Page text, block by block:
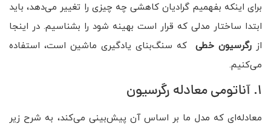
برای اینکه بفهمیم گرادیان کاهشی چه چیزی را تغییر می‌دهد، باید
ابتدا ساختار مدلی که قرار است بهینه شود را بشناسیم. در اینجا
از رگرسیون خطی
که سنگ‌بنای یادگیری ماشین است، استفاده
می‌کنیم.
۱. آناتومی معادله رگرسیون
معادله‌ای که مدل ما بر اساس آن پیش‌بینی می‌کند، به شرح زیر